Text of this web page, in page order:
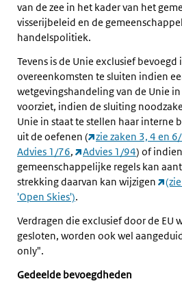
van de zee in het kader van het
visserijbeleid en de
handelspolitiek.
Tevens is de Unie exclusief
overeenkomsten te sluiten indien
wetgevingshandeling van de Unie
voorziet, indien de sluiting
Unie in staat te stellen haar interne
uit de oefenen (
zie zaken 3, 4 en
Advies 1/76, Advies 1/94) of
gemeenschappelijke regels kan
strekking daarvan kan wijzigen
'Open Skies').
Verdragen die exclusief door de EU
gesloten, worden ook wel
only".
Gedeelde bevoegdheden